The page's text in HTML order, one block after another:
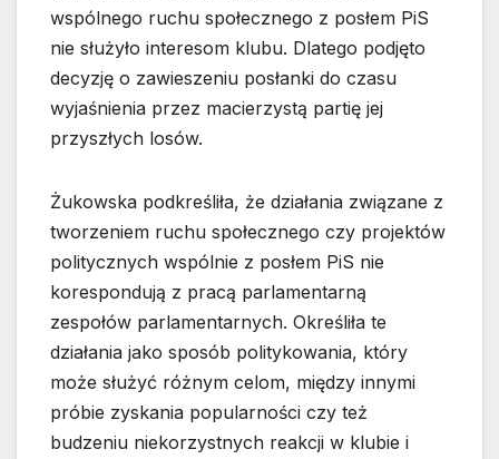
wspólnego ruchu społecznego z posłem PiS
nie służyło interesom klubu. Dlatego podjęto
decyzję o zawieszeniu posłanki do czasu
wyjaśnienia przez macierzystą partię jej
przyszłych losów.
Żukowska podkreśliła, że działania związane z
tworzeniem ruchu społecznego czy projektów
politycznych wspólnie z posłem PiS nie
korespondują z pracą parlamentarną
zespołów parlamentarnych. Określiła te
działania jako sposób politykowania, który
może służyć różnym celom, między innymi
próbie zyskania popularności czy też
budzeniu niekorzystnych reakcji w klubie i